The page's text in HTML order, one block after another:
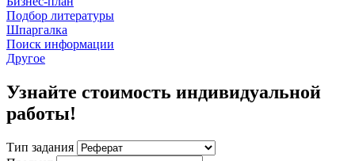
Подбор литературы
Шпаргалка
Поиск информации
Другое
Узнайте стоимость индивидуальной
работы!
Тип задания